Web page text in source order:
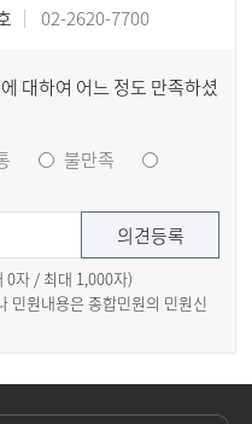
02-2620-7700
대하여 어느 정도 만족하셨
불만족
0자 / 최대 1,000자)
민원내용은 종합민원의 민원신